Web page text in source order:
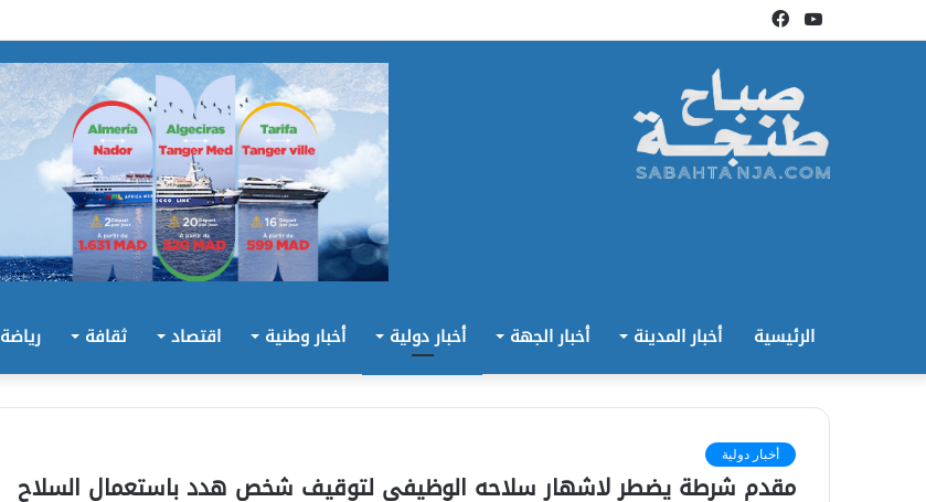
فيسبوكيوتيوب
الرئيسية أخبار المدينة أخبار الجهة أخبار دولية أخبار وطنية اقتصاد ثقافة رياضة
أخبار دولية
مقدم شرطة يضطر لاشهار سلاحه الوظيفي لتوقيف شخص هدد باستعمال السلاح